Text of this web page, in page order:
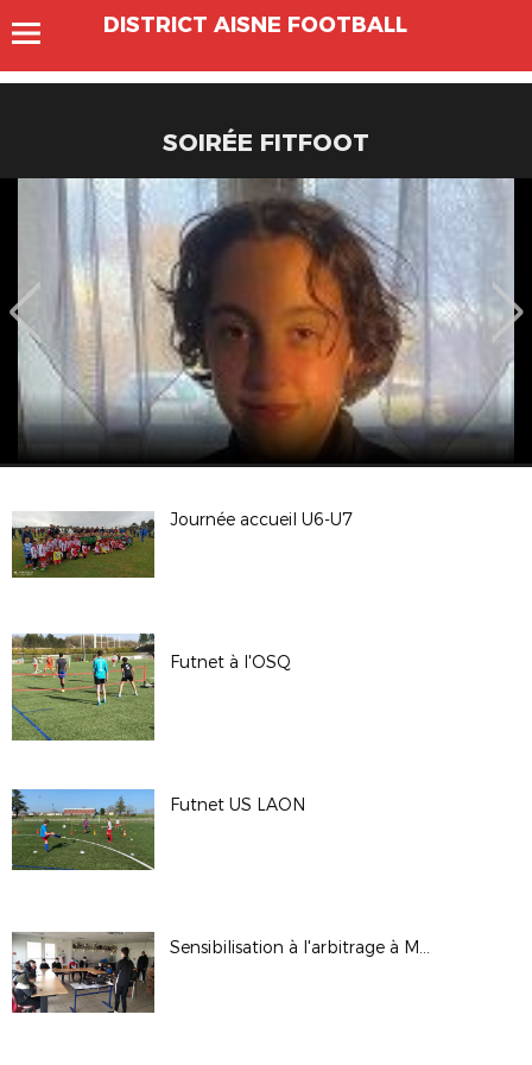
DISTRICT AISNE FOOTBALL
SOIRÉE FITFOOT
Journée accueil U6-U7
Futnet à l'OSQ
Futnet US LAON
Sensibilisation à l'arbitrage à Moy de l'Aisne